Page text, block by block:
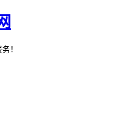
！